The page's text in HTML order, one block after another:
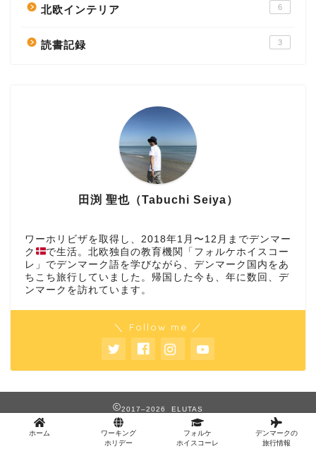
北欧インテリア 6
読書記録 3
田渕 聖也（Tabuchi Seiya）
ワーホリビザを取得し、2018年1月〜12月までデンマー
ク
で生活。北欧独自の教育機関「フォルケホイスコー
レ」でデンマーク語を学びながら、デンマーク国内をあ
ちこち旅行していました。帰国した今も、年に数回、デ
ンマークを訪れています。
＼ Follow me ／
2017–2026 ELUTAS
ホーム
ワーキング
ホリデー
フォルケ
ホイスコーレ
デンマークの
旅行情報